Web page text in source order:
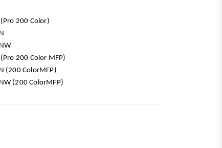
200 Color)
200 Color MFP)
(200 ColorMFP)
(200 ColorMFP)